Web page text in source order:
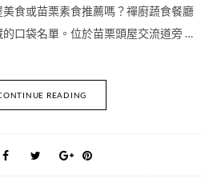
食或苗栗素食推薦嗎？禪廚蔬食餐廳
口袋名單。位於苗栗頭屋交流道旁 …
READING